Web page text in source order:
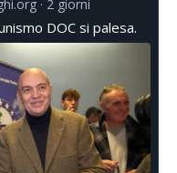
2 giorni
DOC si palesa.